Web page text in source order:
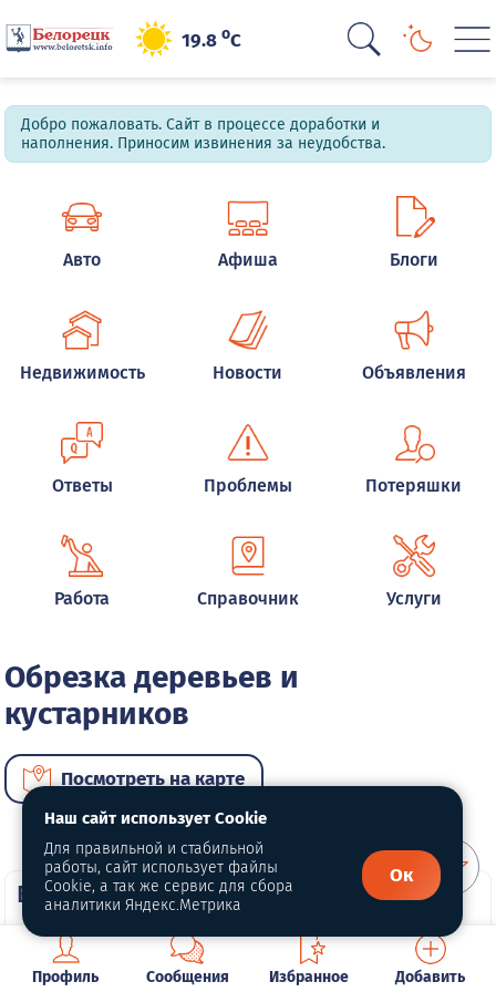
19.8oC
Добро пожаловать. Сайт в процессе доработки и
наполнения. Приносим извинения за неудобства.
Авто Афиша Блоги
Недвижимость Новости Объявления
Ответы Проблемы Потеряшки
Работа Справочник Услуги
Обрезка деревьев и
кустарников
Посмотреть на карте
ВИП услуги
ВИП размещение ВИП размещение
Профиль Сообщения Избранное Добавить
Наш сайт использует Cookie
Для правильной и стабильной
работы, сайт использует файлы
Cookie, а так же сервис для сбора
аналитики Яндекс.Метрика
Ок